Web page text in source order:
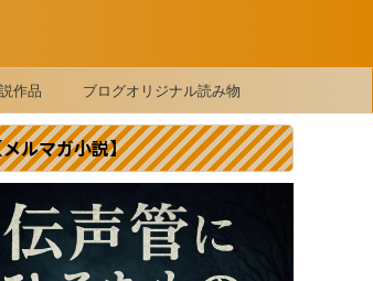
作品 ブログオリジナル読み物
ルマガ小説】